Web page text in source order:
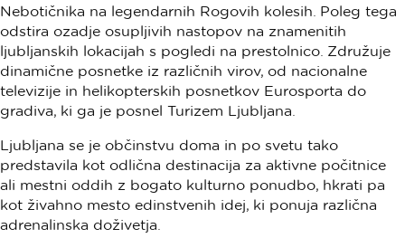
Nebotičnika na legendarnih Rogovih kolesih. Poleg tega
odstira ozadje osupljivih nastopov na znamenitih
ljubljanskih lokacijah s pogledi na prestolnico. Združuje
dinamične posnetke iz različnih virov, od nacionalne
televizije in helikopterskih posnetkov Eurosporta do
gradiva, ki ga je posnel Turizem Ljubljana.
Ljubljana se je občinstvu doma in po svetu tako
predstavila kot odlična destinacija za aktivne počitnice
ali mestni oddih z bogato kulturno ponudbo, hkrati pa
kot živahno mesto edinstvenih idej, ki ponuja različna
adrenalinska doživetja.